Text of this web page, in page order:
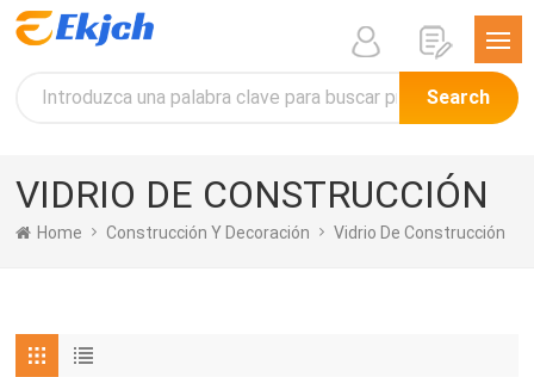
Search
VIDRIO DE CONSTRUCCIÓN
Home Construcción Y Decoración Vidrio De Construcción